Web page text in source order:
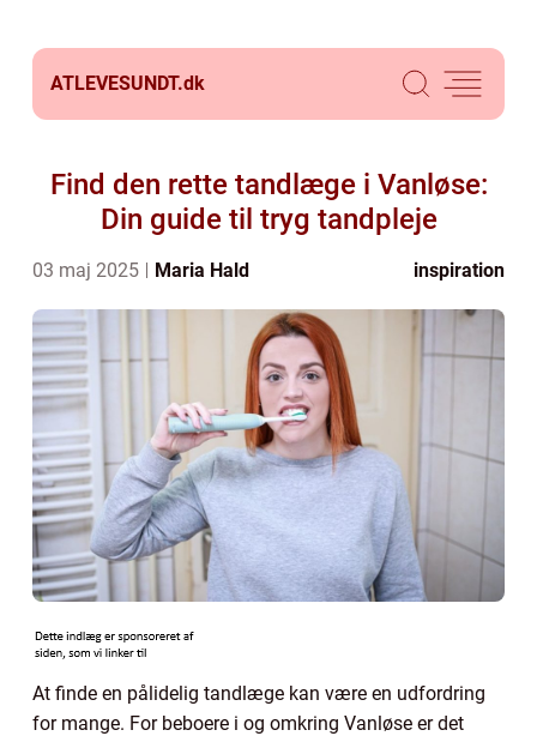
ATLEVESUNDT.dk
Find den rette tandlæge i Vanløse:
Din guide til tryg tandpleje
03 maj 2025 Maria Hald inspiration
At finde en pålidelig tandlæge kan være en udfordring
for mange. For beboere i og omkring Vanløse er det